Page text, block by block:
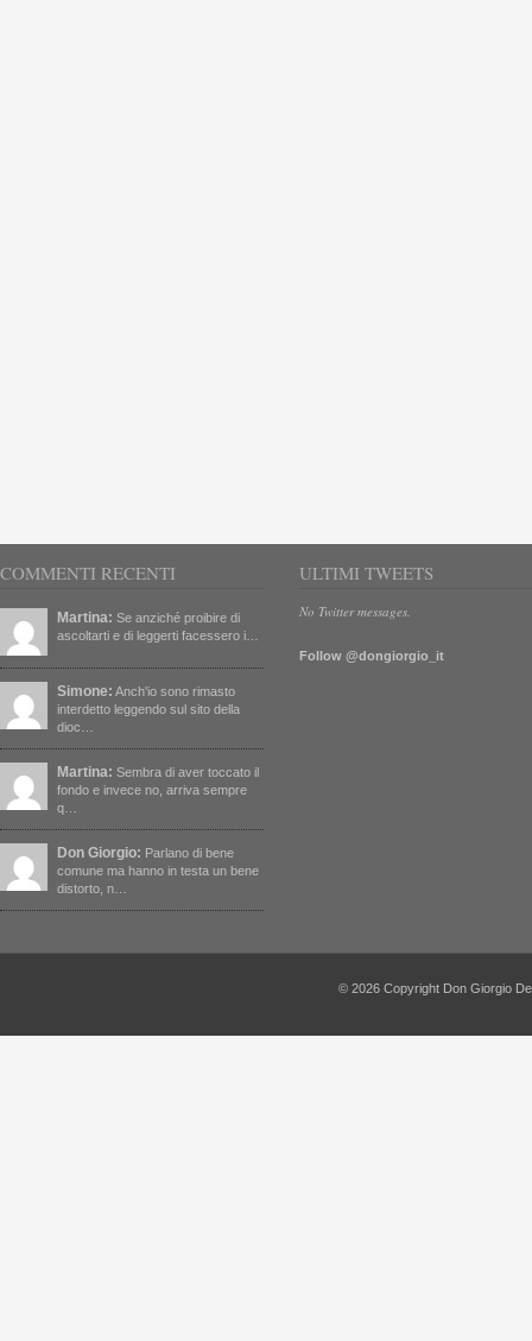
COMMENTI RECENTI
Martina: Se anziché proibire di
ascoltarti e di leggerti facessero i…
Simone: Anch'io sono rimasto
interdetto leggendo sul sito della
dioc…
Martina: Sembra di aver toccato il
fondo e invece no, arriva sempre
q…
Don Giorgio: Parlano di bene
comune ma hanno in testa un bene
distorto, n…
ULTIMI TWEETS
No Twitter messages.
Follow @dongiorgio_it
© 2026 Copyright Don Giorgio